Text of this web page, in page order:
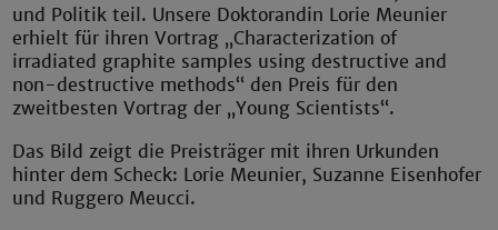
und Politik teil. Unsere Doktorandin Lorie Meunier
erhielt für ihren Vortrag „Characterization of
irradiated graphite samples using destructive and
non-destructive methods“ den Preis für den
zweitbesten Vortrag der „Young Scientists“.
Das Bild zeigt die Preisträger mit ihren Urkunden
hinter dem Scheck: Lorie Meunier, Suzanne Eisenhofer
und Ruggero Meucci.